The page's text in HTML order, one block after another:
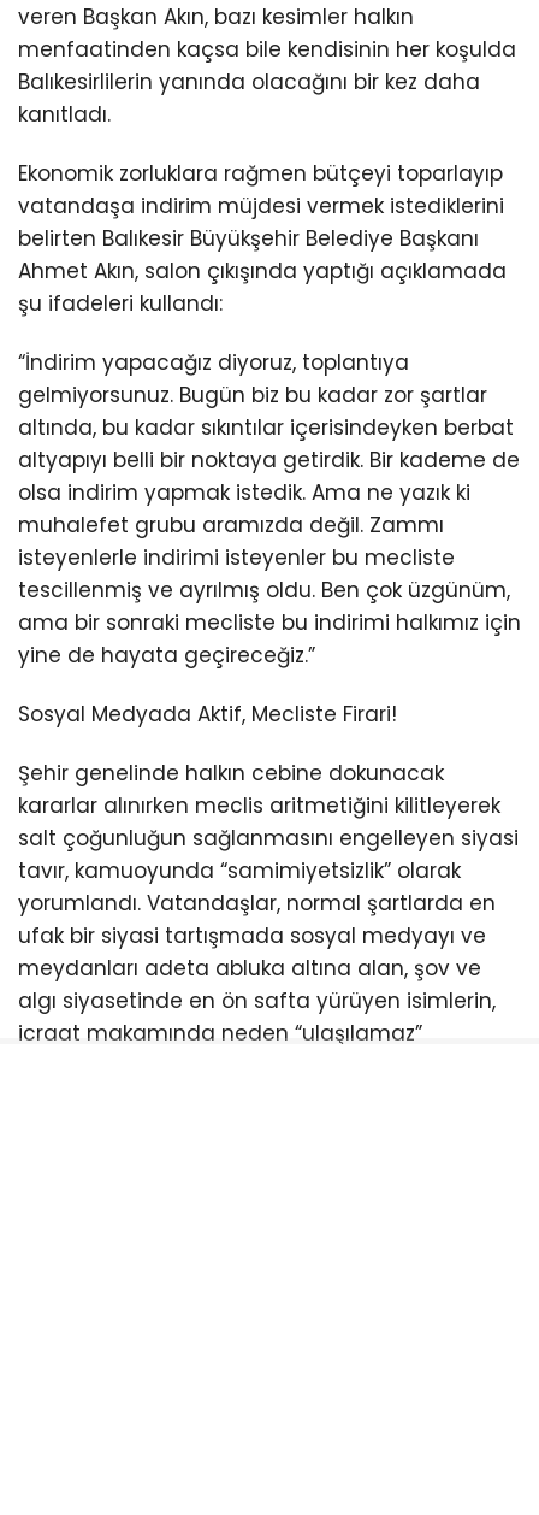
veren Başkan Akın, bazı kesimler halkın
menfaatinden kaçsa bile kendisinin her koşulda
Balıkesirlilerin yanında olacağını bir kez daha
kanıtladı.
Ekonomik zorluklara rağmen bütçeyi toparlayıp
vatandaşa indirim müjdesi vermek istediklerini
belirten Balıkesir Büyükşehir Belediye Başkanı
Ahmet Akın, salon çıkışında yaptığı açıklamada
şu ifadeleri kullandı:
“İndirim yapacağız diyoruz, toplantıya
gelmiyorsunuz. Bugün biz bu kadar zor şartlar
altında, bu kadar sıkıntılar içerisindeyken berbat
altyapıyı belli bir noktaya getirdik. Bir kademe de
olsa indirim yapmak istedik. Ama ne yazık ki
muhalefet grubu aramızda değil. Zammı
isteyenlerle indirimi isteyenler bu mecliste
tescillenmiş ve ayrılmış oldu. Ben çok üzgünüm,
ama bir sonraki mecliste bu indirimi halkımız için
yine de hayata geçireceğiz.”
Sosyal Medyada Aktif, Mecliste Firari!
Şehir genelinde halkın cebine dokunacak
kararlar alınırken meclis aritmetiğini kilitleyerek
salt çoğunluğun sağlanmasını engelleyen siyasi
tavır, kamuoyunda “samimiyetsizlik” olarak
yorumlandı. Vatandaşlar, normal şartlarda en
ufak bir siyasi tartışmada sosyal medyayı ve
meydanları adeta abluka altına alan, şov ve
algı siyasetinde en ön safta yürüyen isimlerin,
icraat makamında neden “ulaşılamaz”